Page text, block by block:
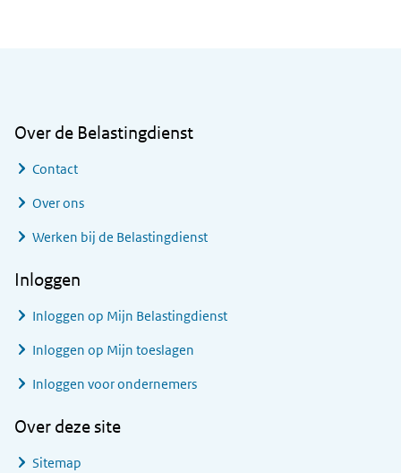
Over de Belastingdienst
Contact
Over ons
Werken bij de Belastingdienst
Inloggen
Inloggen op Mijn Belastingdienst
Inloggen op Mijn toeslagen
Inloggen voor ondernemers
Over deze site
Sitemap